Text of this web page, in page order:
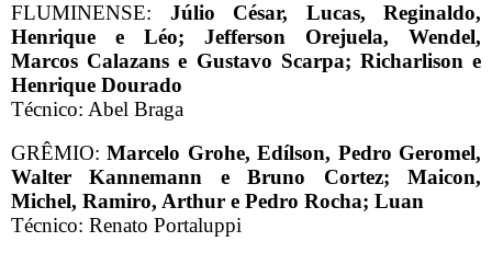
FLUMINENSE: Júlio César, Lucas, Reginaldo,
Henrique e Léo; Jefferson Orejuela, Wendel,
Marcos Calazans e Gustavo Scarpa; Richarlison e
Henrique Dourado
Técnico: Abel Braga
GRÊMIO:Marcelo Grohe, Edílson, Pedro Geromel,
Walter Kannemann e Bruno Cortez; Maicon,
Michel, Ramiro, Arthur e Pedro Rocha; Luan
Técnico: Renato Portaluppi